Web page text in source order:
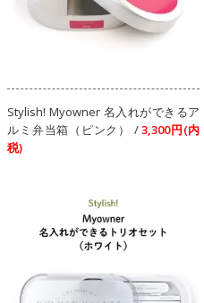
Stylish! Myowner 名入れができるア
ルミ弁当箱（ピンク） /3,300円(内
税)